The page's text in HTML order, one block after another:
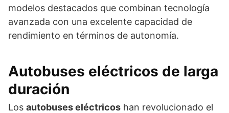
modelos destacados que combinan tecnología
avanzada con una excelente capacidad de
rendimiento en términos de autonomía.
Autobuses eléctricos de larga
duración
Los autobuses eléctricos han revolucionado el